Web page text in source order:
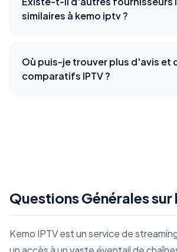
similaires à kemo iptv ?
Où puis-je trouver plus d'avis et
comparatifs IPTV ?
Questions Générales
Kemo IPTV est un service de